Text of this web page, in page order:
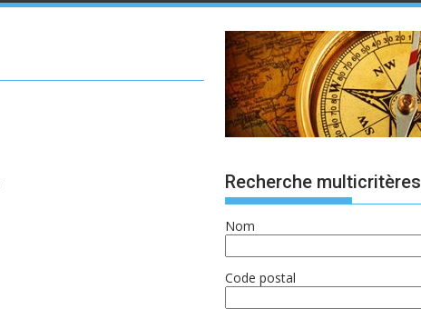
Recherche multicritères
Nom
Code postal